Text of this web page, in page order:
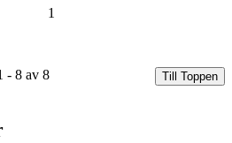
1
- 8 av 8 Till Toppen